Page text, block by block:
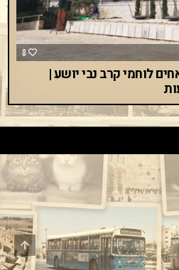
8
לוחמי קרב נבי יושע |
to
Top